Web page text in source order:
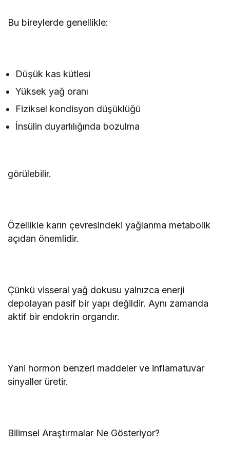
Bu bireylerde genellikle:
Düşük kas kütlesi
Yüksek yağ oranı
Fiziksel kondisyon düşüklüğü
İnsülin duyarlılığında bozulma
görülebilir.
Özellikle karın çevresindeki yağlanma metabolik
açıdan önemlidir.
Çünkü visseral yağ dokusu yalnızca enerji
depolayan pasif bir yapı değildir. Aynı zamanda
aktif bir endokrin organdır.
Yani hormon benzeri maddeler ve inflamatuvar
sinyaller üretir.
Bilimsel Araştırmalar Ne Gösteriyor?